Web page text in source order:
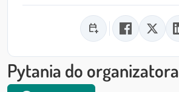
calendar_add_on
Pytania do organizatora